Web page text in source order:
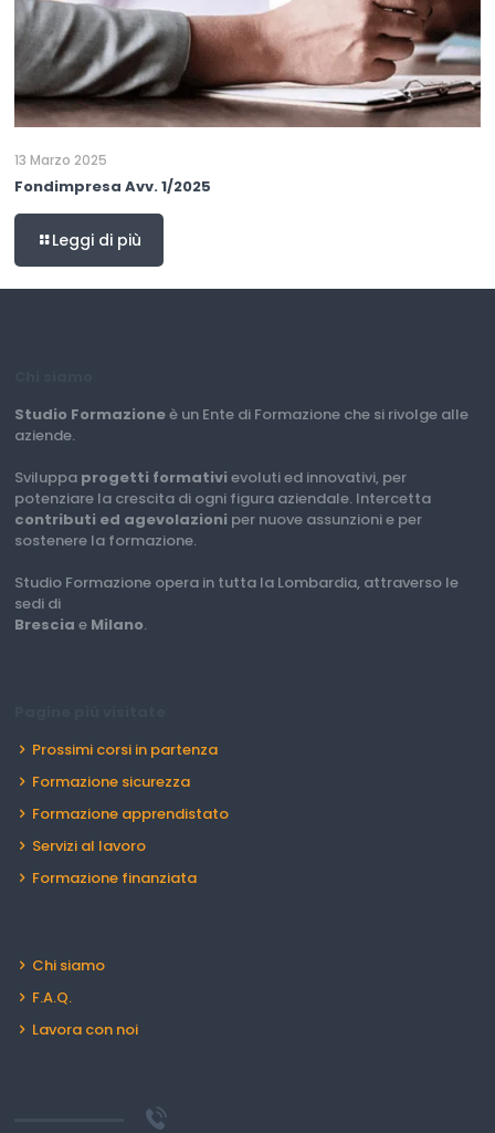
13 Marzo 2025
Fondimpresa Avv. 1/2025
Leggi di più
Studio Formazioneè un Ente di Formazione che si rivolge alle
aziende.
Sviluppa progetti formativi evoluti ed innovativi, per
potenziare la crescita di ogni figura aziendale. Intercetta
contributi ed agevolazioni per nuove assunzioni e per
sostenere la formazione.
Studio Formazione opera in tutta la Lombardia, attraverso le
sedi di
Brescia e Milano.
Prossimi corsi in partenza
Formazione sicurezza
Formazione apprendistato
Servizi al lavoro
Formazione finanziata
Chi siamo
F.A.Q.
Lavora con noi